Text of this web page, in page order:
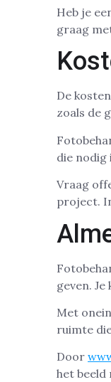
Heb je
graag
De
zoals de
die nodig
Vraag
project.
geven.
Met
ruimte
Door
het beeld